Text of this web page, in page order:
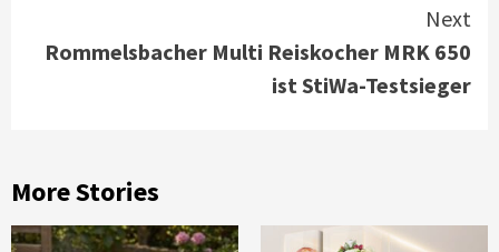
Next
Rommelsbacher Multi Reiskocher MRK 650
ist StiWa-Testsieger
More Stories